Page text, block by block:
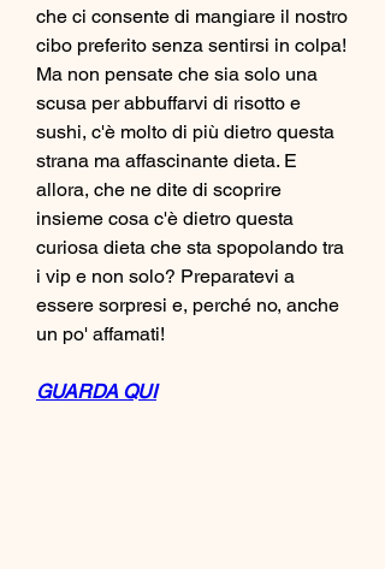
che ci consente di mangiare il nostro
cibo preferito senza sentirsi in colpa!
Ma non pensate che sia solo una
scusa per abbuffarvi di risotto e
sushi, c'è molto di più dietro questa
strana ma affascinante dieta. E
allora, che ne dite di scoprire
insieme cosa c'è dietro questa
curiosa dieta che sta spopolando tra
i vip e non solo? Preparatevi a
essere sorpresi e, perché no, anche
un po' affamati!
GUARDA QUI